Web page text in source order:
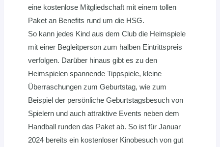
eine kostenlose Mitgliedschaft mit einem tollen
Paket an Benefits rund um die HSG.
So kann jedes Kind aus dem Club die Heimspiele
mit einer Begleitperson zum halben Eintrittspreis
verfolgen. Darüber hinaus gibt es zu den
Heimspielen spannende Tippspiele, kleine
Überraschungen zum Geburtstag, wie zum
Beispiel der persönliche Geburtstagsbesuch von
Spielern und auch attraktive Events neben dem
Handball runden das Paket ab. So ist für Januar
2024 bereits ein kostenloser Kinobesuch von gut